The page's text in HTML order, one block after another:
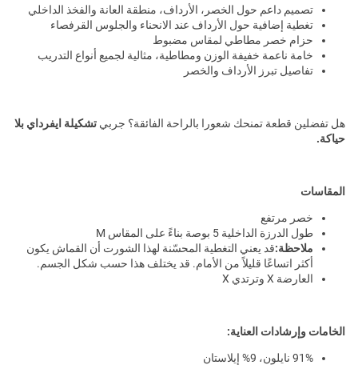
تصميم داعم حول الخصر، الأرداف، منطقة العانة والفخذ الداخلي
تغطية إضافية حول الأرداف عند الانحناء والجلوس القرفصاء
حزام خصر مطاطي لمقاس مضبوط
خامة ناعمة خفيفة الوزن ومطاطية، مثالية لجميع أنواع التدريب
تفاصيل تبرز الأرداف والخصر
هل تفضلين قطعة تمنحك شعورا بالراحة الفائقة؟ جربي تشكيلة ايفرداي بلا
حياكة.
المقاسات
خصر مرتفع
طول الدرزة الداخلية 5 بوصة بناءً على المقاس M
ملاحظة:قد يعني التغطية المحسّنة لهذا الشورت أن القماش يكون
أكثر اتساعًا قليلاً من الأمام. قد يختلف هذا حسب شكل الجسم.
العارضة X وترتدي X
الخامات وإرشادات العناية:
91% نايلون، 9% إيلاستان